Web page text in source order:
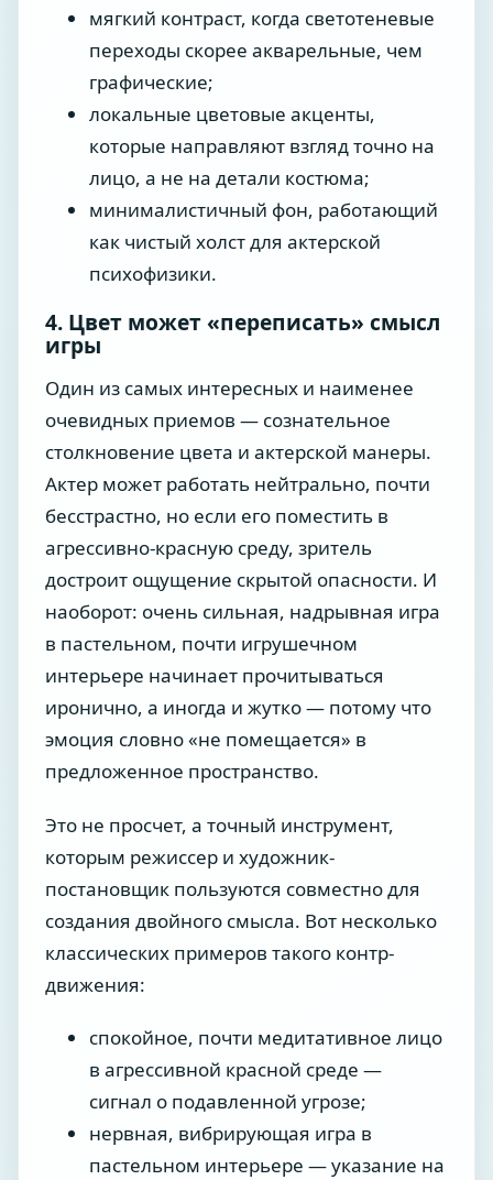
мягкий контраст, когда светотеневые
переходы скорее акварельные, чем
графические;
локальные цветовые акценты,
которые направляют взгляд точно на
лицо, а не на детали костюма;
минималистичный фон, работающий
как чистый холст для актерской
психофизики.
4. Цвет может «переписать» смысл
игры
Один из самых интересных и наименее
очевидных приемов — сознательное
столкновение цвета и актерской манеры.
Актер может работать нейтрально, почти
бесстрастно, но если его поместить в
агрессивно-красную среду, зритель
достроит ощущение скрытой опасности. И
наоборот: очень сильная, надрывная игра
в пастельном, почти игрушечном
интерьере начинает прочитываться
иронично, а иногда и жутко — потому что
эмоция словно «не помещается» в
предложенное пространство.
Это не просчет, а точный инструмент,
которым режиссер и художник-
постановщик пользуются совместно для
создания двойного смысла. Вот несколько
классических примеров такого контр-
движения:
спокойное, почти медитативное лицо
в агрессивной красной среде —
сигнал о подавленной угрозе;
нервная, вибрирующая игра в
пастельном интерьере — указание на